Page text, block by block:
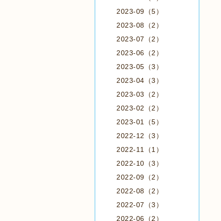
2023-09（5）
2023-08（2）
2023-07（2）
2023-06（2）
2023-05（3）
2023-04（3）
2023-03（2）
2023-02（2）
2023-01（5）
2022-12（3）
2022-11（1）
2022-10（3）
2022-09（2）
2022-08（2）
2022-07（3）
2022-06（2）